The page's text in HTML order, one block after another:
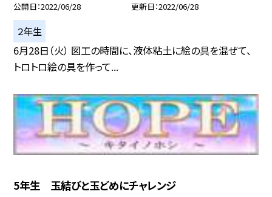
公開日 2022/06/28 更新日 2022/06/28
２年生
6月28日（火） 図工の時間に、液体粘土に絵の具を混ぜて、
トロトロ絵の具を作って...
5年生 玉結びと玉どめにチャレンジ